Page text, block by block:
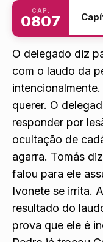
para Antônio.
0807
O delegado diz
com o laudo da
querer. O
responder por
ocultação de
agarra. Tomás
falou para ele
Ivonete se irrita.
resultado do